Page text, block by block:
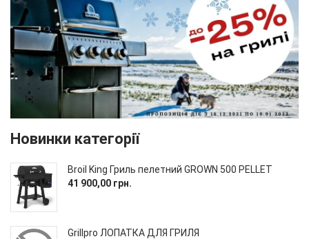
Новинки категорії
Broil King Гриль пелетний GROWN 500 PELLET
41 900,00 грн.
Grillpro ЛОПАТКА ДЛЯ ГРИЛЯ